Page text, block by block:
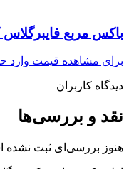
باکس مربع
برای مشاهده قیمت وارد
دیدگاه کاربران
نقد و بررسی‌ها
هنوز بررسی‌ای ثبت نشده